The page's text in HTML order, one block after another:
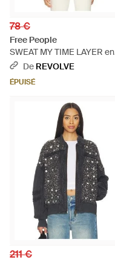
78 €
Free People
SWEAT MY TIME LAYER en
Brown - Neutre
De REVOLVE
ÉPUISÉ
211 €